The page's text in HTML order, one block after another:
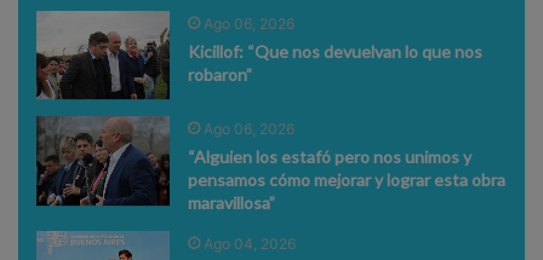
Ago 06, 2026
Kicillof: “Que nos devuelvan lo que nos
robaron”
Ago 06, 2026
“Alguien los estafó pero nos unimos y
pensamos cómo mejorar y lograr esta obra
maravillosa”
Ago 04, 2026